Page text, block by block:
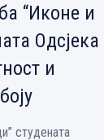
“Иконе и
Oдсјека
и
студената